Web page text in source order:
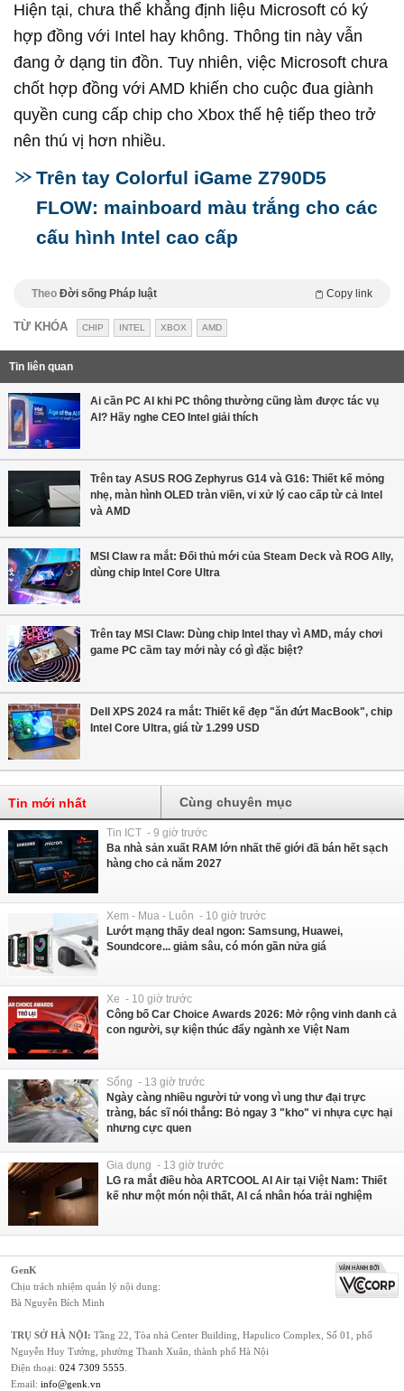
Hiện tại, chưa thể khẳng định liệu Microsoft có ký
hợp đồng với Intel hay không. Thông tin này vẫn
đang ở dạng tin đồn. Tuy nhiên, việc Microsoft chưa
chốt hợp đồng với AMD khiến cho cuộc đua giành
quyền cung cấp chip cho Xbox thế hệ tiếp theo trở
nên thú vị hơn nhiều.
Trên tay Colorful iGame Z790D5
FLOW: mainboard màu trắng cho các
cấu hình Intel cao cấp
Theo Đời sống Pháp luật Copy link
TỪ KHÓA CHIP INTEL XBOX AMD
Tin liên quan
Ai cần PC AI khi PC thông thường cũng làm được tác vụ
AI? Hãy nghe CEO Intel giải thích
Trên tay ASUS ROG Zephyrus G14 và G16: Thiết kế mỏng
nhẹ, màn hình OLED tràn viền, vi xử lý cao cấp từ cả Intel
và AMD
MSI Claw ra mắt: Đối thủ mới của Steam Deck và ROG Ally,
dùng chip Intel Core Ultra
Trên tay MSI Claw: Dùng chip Intel thay vì AMD, máy chơi
game PC cầm tay mới này có gì đặc biệt?
Dell XPS 2024 ra mắt: Thiết kế đẹp "ăn đứt MacBook", chip
Intel Core Ultra, giá từ 1.299 USD
Tin mới nhất Cùng chuyên mục
Tin ICT - 9 giờ trước
Ba nhà sản xuất RAM lớn nhất thế giới đã bán hết sạch
hàng cho cả năm 2027
Xem - Mua - Luôn - 10 giờ trước
Lướt mạng thấy deal ngon: Samsung, Huawei,
Soundcore... giảm sâu, có món gần nửa giá
Xe - 10 giờ trước
Công bố Car Choice Awards 2026: Mở rộng vinh danh cả
con người, sự kiện thúc đẩy ngành xe Việt Nam
Sống - 13 giờ trước
Ngày càng nhiều người tử vong vì ung thư đại trực
tràng, bác sĩ nói thẳng: Bỏ ngay 3 "kho" vi nhựa cực hại
nhưng cực quen
Gia dụng - 13 giờ trước
LG ra mắt điều hòa ARTCOOL AI Air tại Việt Nam: Thiết
kế như một món nội thất, AI cá nhân hóa trải nghiệm
GenK
Chịu trách nhiệm quản lý nội dung:
Bà Nguyễn Bích Minh
TRỤ SỞ HÀ NỘI: Tầng 22, Tòa nhà Center Building, Hapulico Complex, Số 01, phố
Nguyễn Huy Tưởng, phường Thanh Xuân, thành phố Hà Nội
Điện thoại: 024 7309 5555
Email: info@genk.vn